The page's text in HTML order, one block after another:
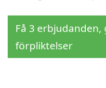
Få 3
förpliktelser